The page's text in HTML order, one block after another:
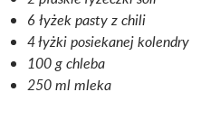
6 łyżek pasty z chili
4 łyżki posiekanej kolendry
100 g chleba
250 ml mleka